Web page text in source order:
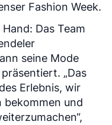
Fashion Week.
Das Team
seine Mode
„Das
Erlebnis, wir
bekommen und